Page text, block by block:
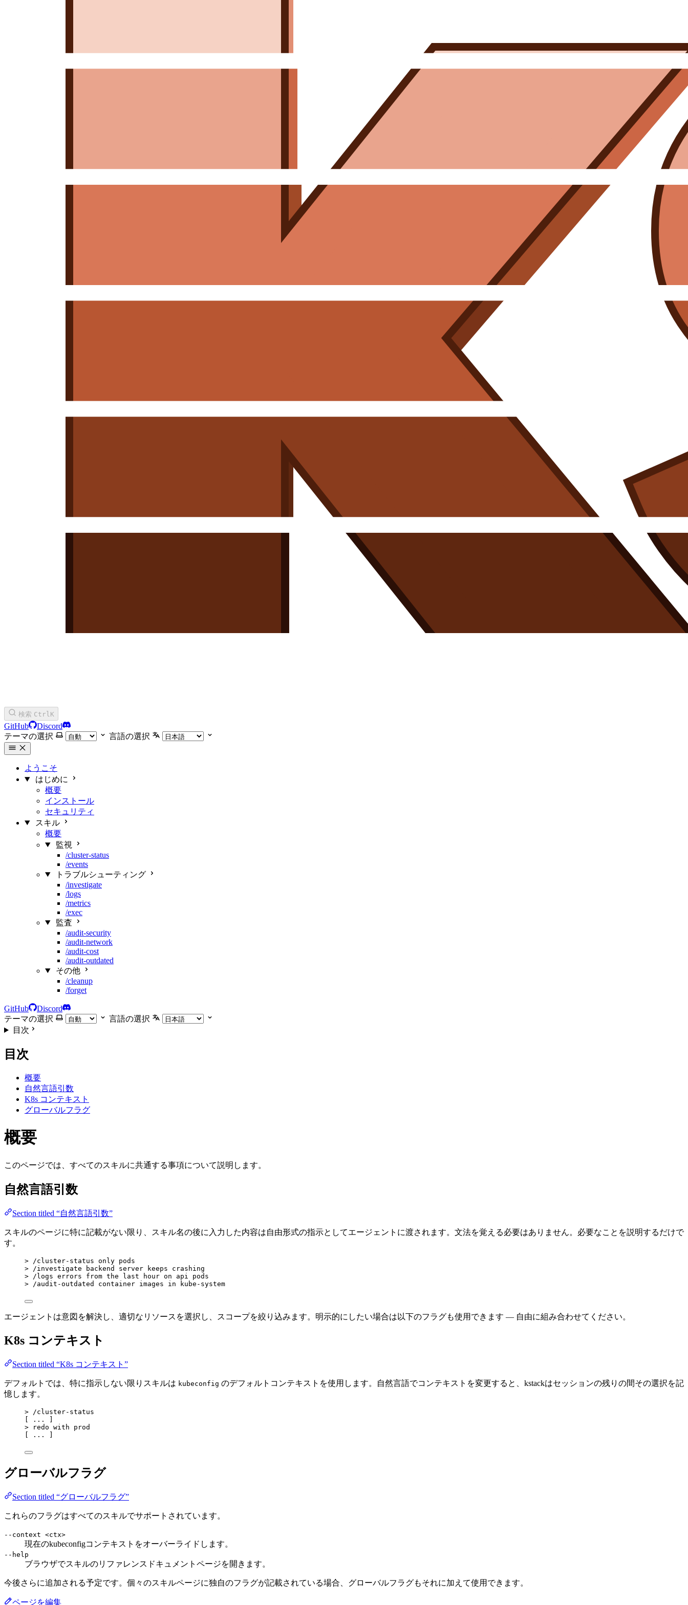
検索 CtrlK
GitHub
Discord
テーマの選択
言語の選択
ようこそ
はじめに
概要
インストール
セキュリティ
スキル
概要
監視
/cluster-status
/events
トラブルシューティング
/investigate
/logs
/metrics
/exec
監査
/audit-security
/audit-network
/audit-cost
/audit-outdated
その他
/cleanup
/forget
GitHub
Discord
テーマの選択
言語の選択
目次
目次
概要
自然言語引数
K8s コンテキスト
グローバルフラグ
概要
このページでは、すべてのスキルに共通する事項について説明します。
自然言語引数
Section titled “自然言語引数”
スキルのページに特に記載がない限り、スキル名の後に入力した内容は自由形式の指示としてエージェントに渡されます。文法を覚える必要はありません。必要なことを説明するだけで
す。
> /cluster-status only pods
> /investigate backend server keeps crashing
> /logs errors from the last hour on api pods
> /audit-outdated container images in kube-system
エージェントは意図を解決し、適切なリソースを選択し、スコープを絞り込みます。明示的にしたい場合は以下のフラグも使用できます — 自由に組み合わせてください。
K8s コンテキスト
Section titled “K8s コンテキスト”
デフォルトでは、特に指示しない限りスキルは kubeconfig のデフォルトコンテキストを使用します。自然言語でコンテキストを変更すると、kstackはセッションの残りの間その選択を記
憶します。
> /cluster-status
[ ... ]
> redo with prod
[ ... ]
グローバルフラグ
Section titled “グローバルフラグ”
これらのフラグはすべてのスキルでサポートされています。
--context <ctx>
現在のkubeconfigコンテキストをオーバーライドします。
--help
ブラウザでスキルのリファレンスドキュメントページを開きます。
今後さらに追加される予定です。個々のスキルページに独自のフラグが記載されている場合、グローバルフラグもそれに加えて使用できます。
ページを編集